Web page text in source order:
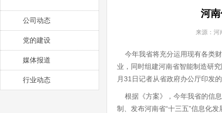
公司动态
党的建设
媒体报道
行业动态
河
来源：河
今年我省将充分运用现有各类
业，同时组建河南省智能制造研
月31日记者从省政府办公厅印发
根据《方案》，今年我省的信
制、发布河南省“十三五”信息化